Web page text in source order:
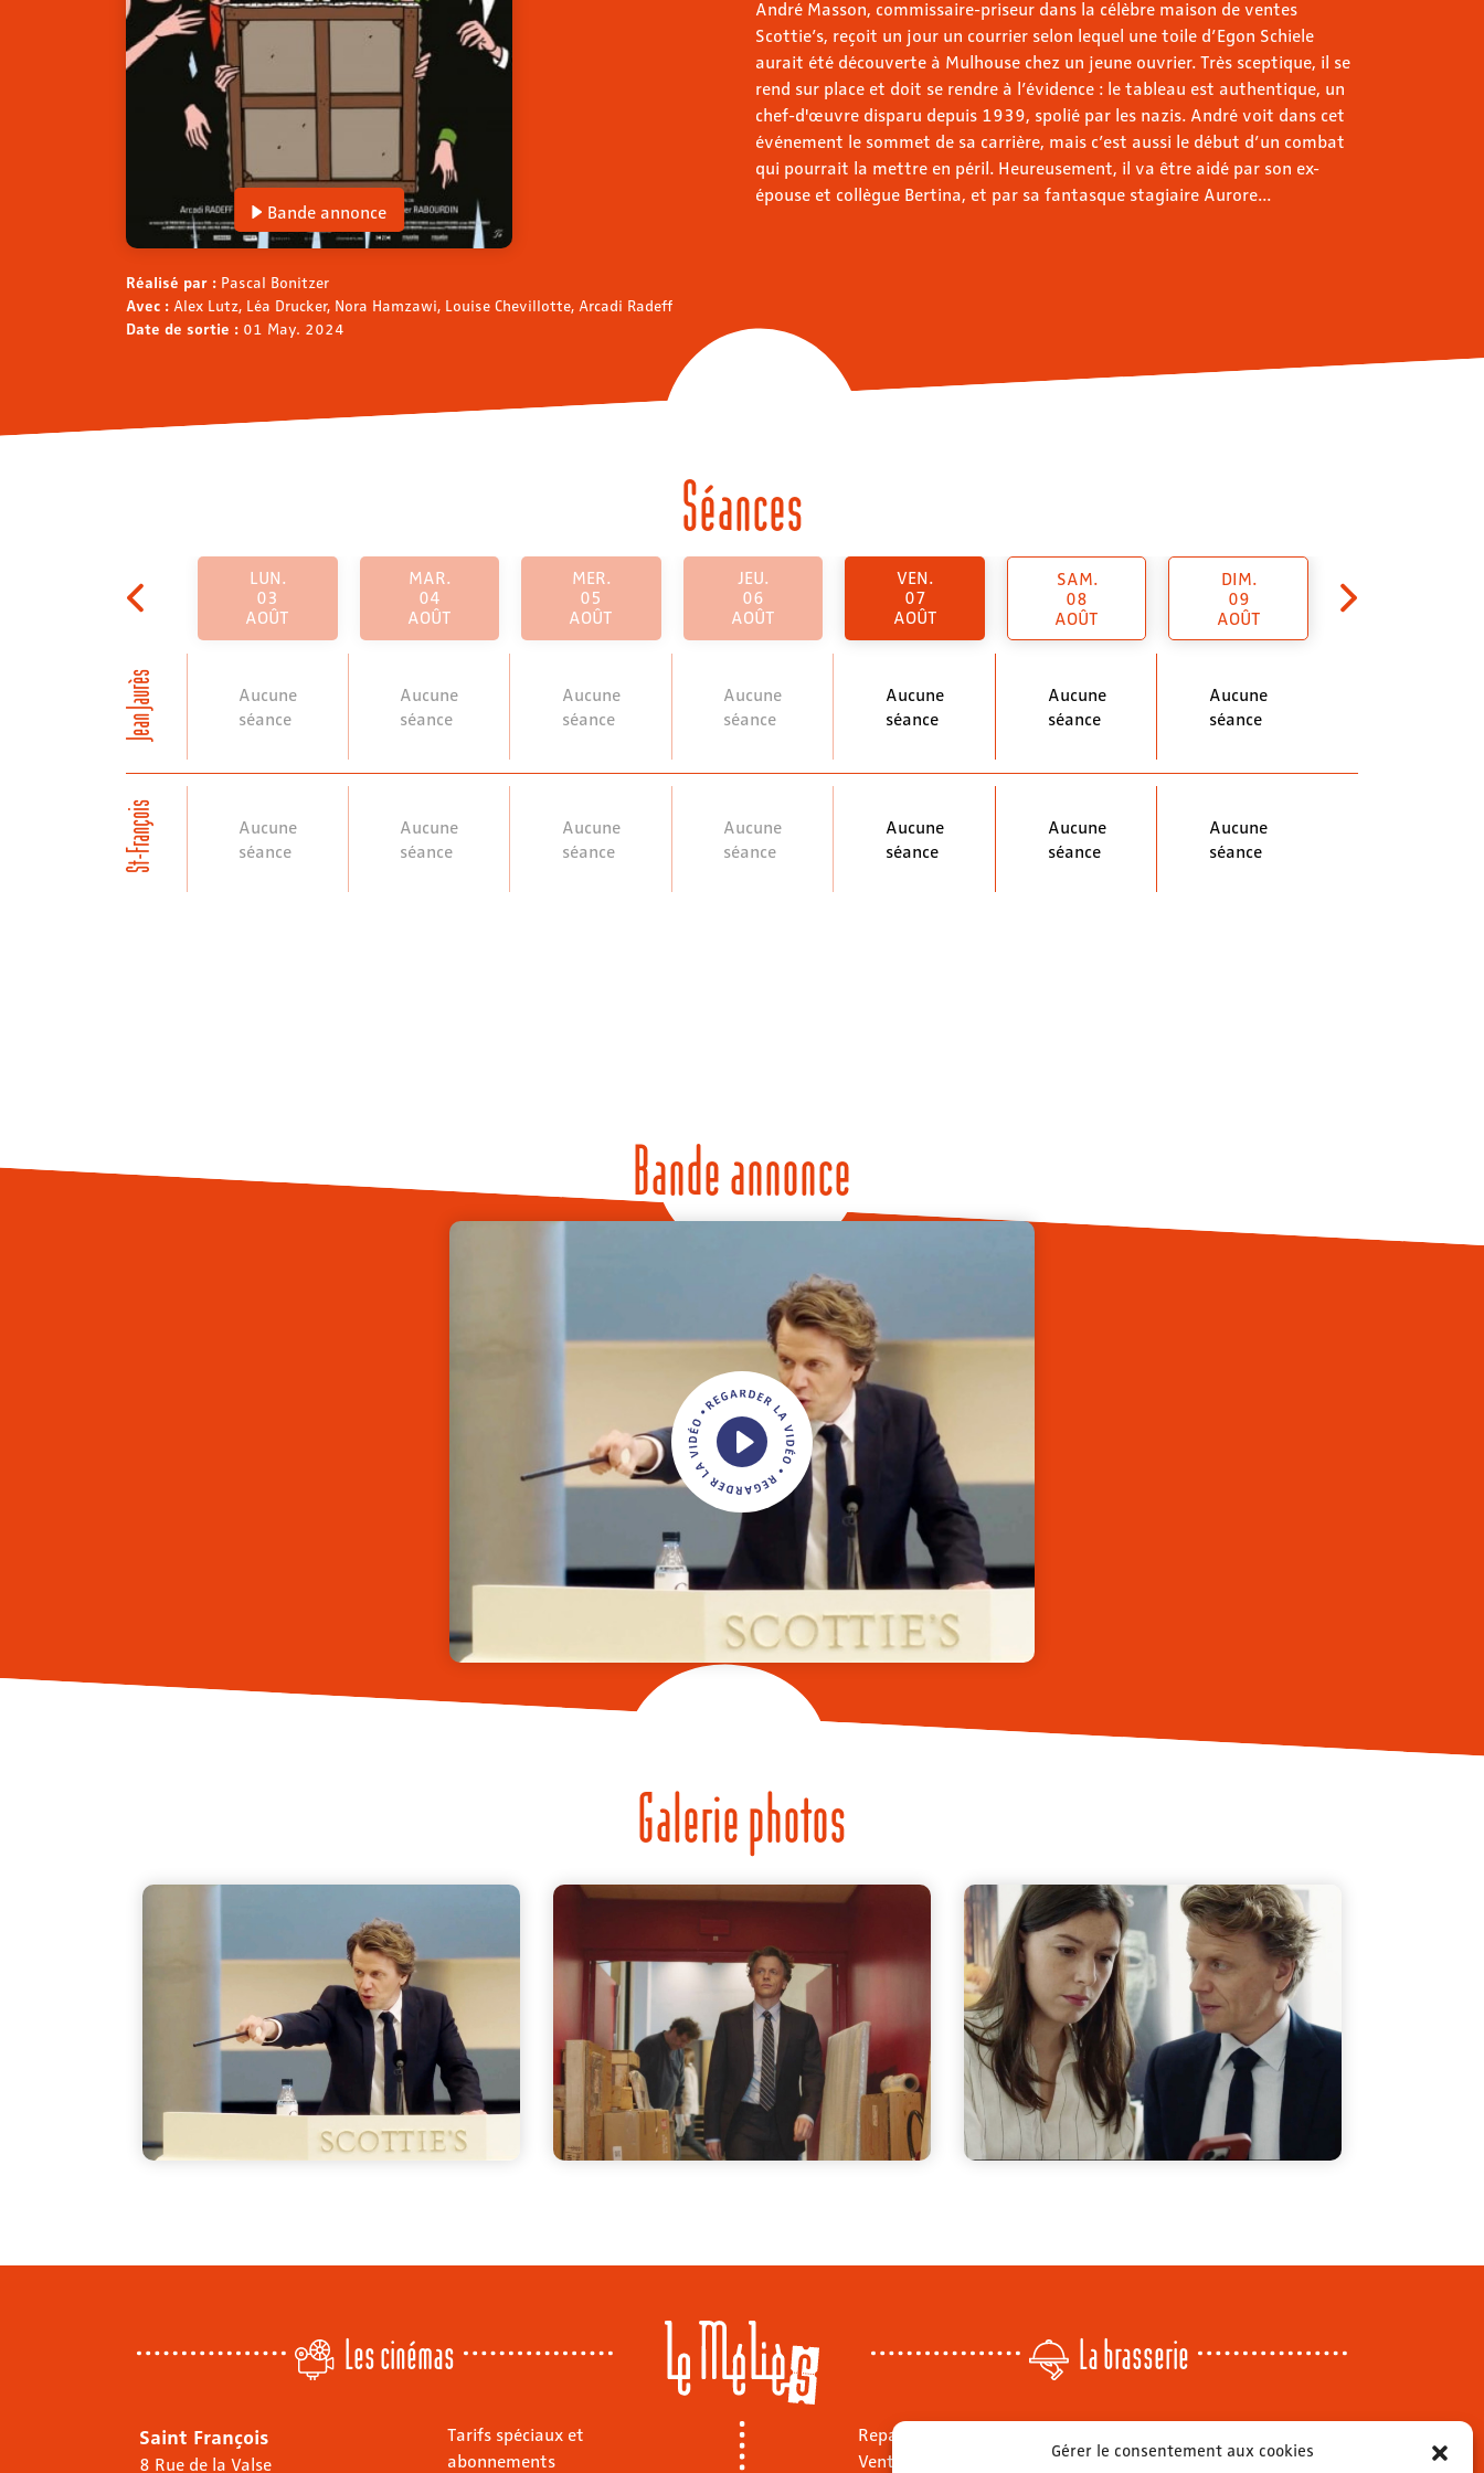
Gérer le consentement aux cookies
Bande annonce
Réalisé par : Pascal Bonitzer
Avec : Alex Lutz, Léa Drucker, Nora Hamzawi, Louise Chevillotte, Arcadi Radeff
Date de sortie : 01 May. 2024
André Masson, commissaire-priseur dans la célèbre maison de ventes
Scottie’s, reçoit un jour un courrier selon lequel une toile d’Egon Schiele
aurait été découverte à Mulhouse chez un jeune ouvrier. Très sceptique, il se
rend sur place et doit se rendre à l’évidence : le tableau est authentique, un
chef-d'œuvre disparu depuis 1939, spolié par les nazis. André voit dans cet
événement le sommet de sa carrière, mais c’est aussi le début d’un combat
qui pourrait la mettre en péril. Heureusement, il va être aidé par son ex-
épouse et collègue Bertina, et par sa fantasque stagiaire Aurore...
Séances
Jean Jaurès
St-François
LUN.
03
AOÛT
Aucune
séance
Aucune
séance
MAR.
04
AOÛT
Aucune
séance
Aucune
séance
MER.
05
AOÛT
Aucune
séance
Aucune
séance
JEU.
06
AOÛT
Aucune
séance
Aucune
séance
VEN.
07
AOÛT
Aucune
séance
Aucune
séance
SAM.
08
AOÛT
Aucune
séance
Aucune
séance
DIM.
09
AOÛT
Aucune
séance
Aucune
séance
Bande annonce
Galerie photos
Les cinémas La brasserie
Saint François
8 Rue de la Valse
Tarifs spéciaux et
abonnements
Repas sur place
Vente à emporter
Mardi & mercredi: 11h - 00h30